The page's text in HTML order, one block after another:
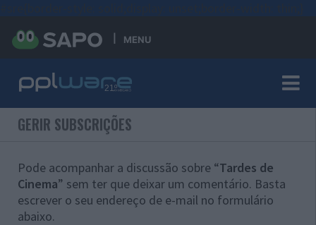
MENU
GERIR SUBSCRIÇÕES
Pode acompanhar a discussão sobre “Tardes de
Cinema” sem ter que deixar um comentário. Basta
escrever o seu endereço de e-mail no formulário
abaixo.